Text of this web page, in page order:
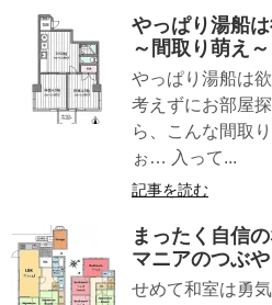
やっぱり湯船は
～間取り萌え～
やっぱり湯船は
考えずにお部屋
ら、こんな間取
ぉ… 入って...
記事を読む
まったく自信
マニアのつぶや
せめて和室は勇